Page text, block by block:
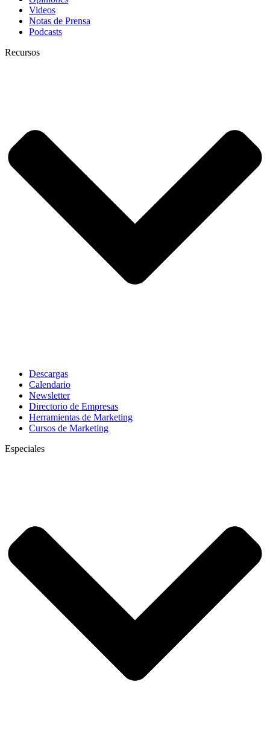
Videos
Notas de Prensa
Podcasts
Recursos
Descargas
Calendario
Newsletter
Directorio de Empresas
Herramientas de Marketing
Cursos de Marketing
Especiales